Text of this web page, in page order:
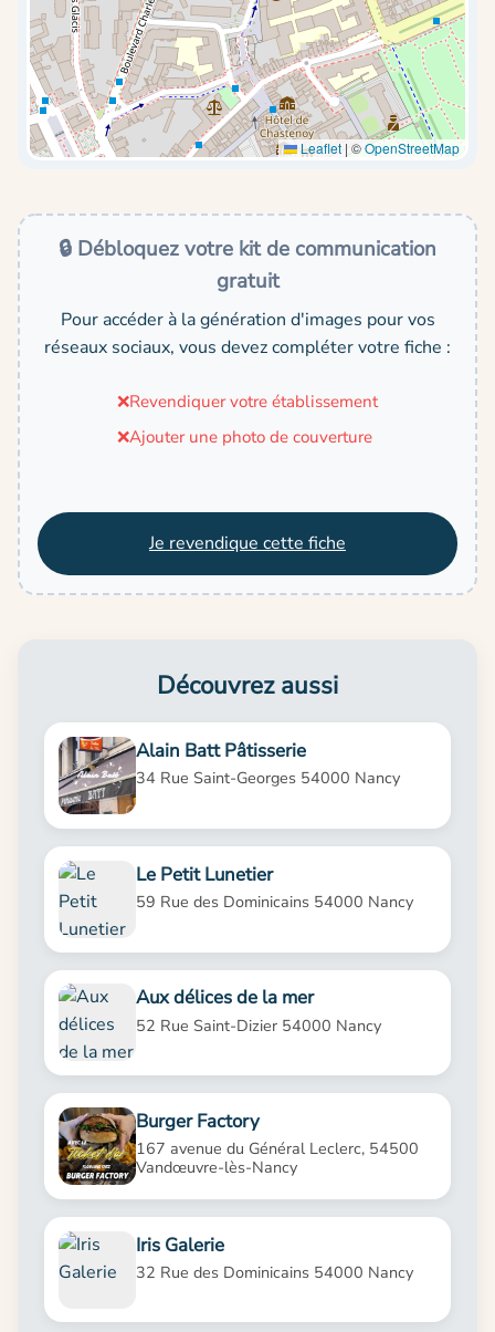
Leaflet | ©OpenStreetMap
🔒 Débloquez votre kit de communication
gratuit
Pour accéder à la génération d'images pour vos
réseaux sociaux, vous devez compléter votre fiche :
❌Revendiquer votre établissement
❌Ajouter une photo de couverture
Je revendique cette fiche
Découvrez aussi
Alain Batt Pâtisserie
34 Rue Saint-Georges 54000 Nancy
Le Petit Lunetier
59 Rue des Dominicains 54000 Nancy
Aux délices de la mer
52 Rue Saint-Dizier 54000 Nancy
Burger Factory
167 avenue du Général Leclerc, 54500
Vandœuvre-lès-Nancy
Iris Galerie
32 Rue des Dominicains 54000 Nancy